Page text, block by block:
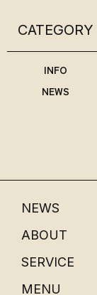
CATEGORY
INFO
NEWS
NEWS
ABOUT
SERVICE
MENU